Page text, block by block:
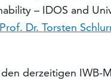
– IDOS and
Prof. Dr. Torsten
derzeitigen IWB-